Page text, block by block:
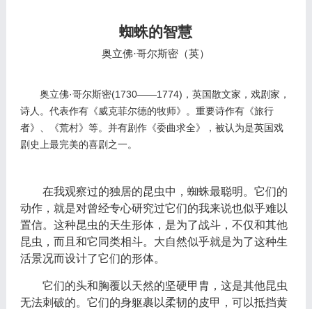
蜘蛛的智慧
奥立佛·哥尔斯密（英）
奥立佛·哥尔斯密(1730——1774) ，英国散文家，戏剧家，
诗人。代表作有《威克菲尔德的牧师》。重要诗作有《旅行
者》、《荒村》等。并有剧作《委曲求全》，被认为是英国戏
剧史上最完美的喜剧之一。
在我观察过的独居的昆虫中，蜘蛛最聪明。它们的
动作，就是对曾经专心研究过它们的我来说也似乎难以
置信。这种昆虫的天生形体，是为了战斗，不仅和其他
昆虫，而且和它同类相斗。大自然似乎就是为了这种生
活景况而设计了它们的形体。
它们的头和胸覆以天然的坚硬甲胄，这是其他昆虫
无法刺破的。它们的身躯裹以柔韧的皮甲，可以抵挡黄